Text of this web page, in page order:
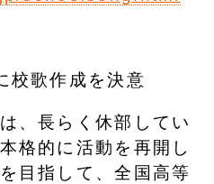
校歌作成を決意
、長らく休部してい
格的に活動を再開し
目指して、全国高等